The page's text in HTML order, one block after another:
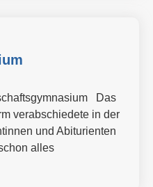
Das
verabschiedete in der
und Abiturienten
alles